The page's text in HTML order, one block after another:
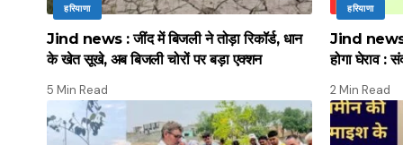
हरियाणा
Jind news : जींद में बिजली ने तोड़ा रिकॉर्ड, धान
के खेत सूखे, अब बिजली चोरों पर बड़ा एक्शन
5 Min Read
हरियाणा
Jind news :
होगा घेराव :
2 Min Read